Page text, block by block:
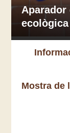
Mostra de